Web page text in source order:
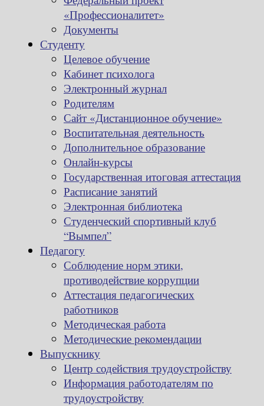
«Профессионалитет»
Документы
Студенту
Целевое обучение
Кабинет психолога
Электронный журнал
Родителям
Сайт «Дистанционное обучение»
Воспитательная деятельность
Дополнительное образование
Онлайн-курсы
Государственная итоговая аттестация
Расписание занятий
Электронная библиотека
Студенческий спортивный клуб
“Вымпел”
Педагогу
Соблюдение норм этики,
противодействие коррупции
Аттестация педагогических
работников
Методическая работа
Методические рекомендации
Выпускнику
Центр содействия трудоустройству
Информация работодателям по
трудоустройству